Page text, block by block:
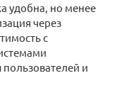
удобна, но менее
через
с
и